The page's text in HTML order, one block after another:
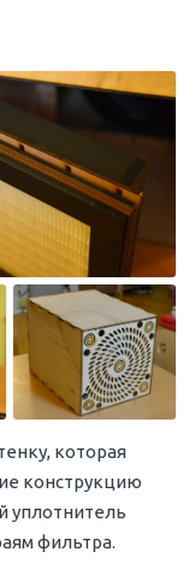
которая
конструкцию
фильтра.